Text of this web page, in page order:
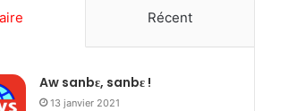
Récent
Aw sanbɛ, sanbɛ !
13 janvier 2021